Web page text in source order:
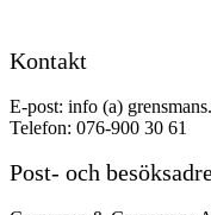
Kontakt
E-post: info (a)
Telefon: 076-900 30 61
Post- och